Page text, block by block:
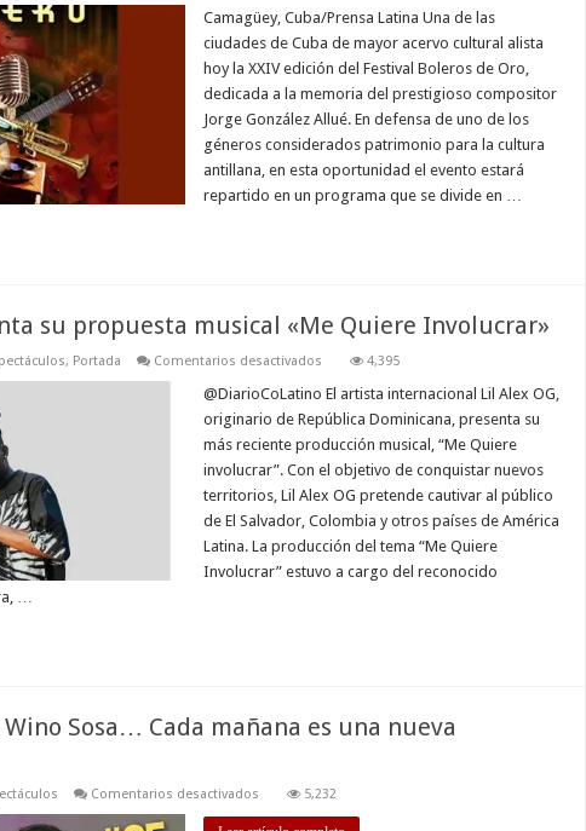
en
Cuba
Festival
Boleros
de
Oro
Camagüey, Cuba/Prensa Latina Una de las
ciudades de Cuba de mayor acervo cultural alista
hoy la XXIV edición del Festival Boleros de Oro,
dedicada a la memoria del prestigioso compositor
Jorge González Allué. En defensa de uno de los
géneros considerados patrimonio para la cultura
antillana, en esta oportunidad el evento estará
repartido en un programa que se divide en …
su propuesta musical «Me Quiere Involucrar»
, Portada Comentarios desactivadosen
Alex
presenta
su
propuesta
musical
Quiere
Involucrar»
4,395
@DiarioCoLatino El artista internacional Lil Alex OG,
originario de República Dominicana, presenta su
más reciente producción musical, “Me Quiere
involucrar”. Con el objetivo de conquistar nuevos
territorios, Lil Alex OG pretende cautivar al público
de El Salvador, Colombia y otros países de América
Latina. La producción del tema “Me Quiere
Involucrar” estuvo a cargo del reconocido
…
Wino Sosa… Cada mañana es una nueva
Comentarios desactivadosen
días»
5,232